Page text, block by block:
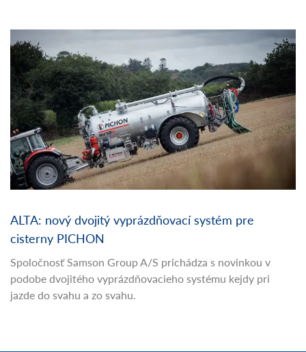
ALTA: nový dvojitý vyprázdňovací systém pre
cisterny PICHON
Spoločnosť Samson Group A/S prichádza s novinkou v
podobe dvojitého vyprázdňovacieho systému kejdy pri
jazde do svahu a zo svahu.